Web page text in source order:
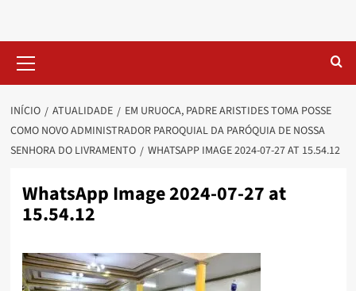
INÍCIO ATUALIDADE
EM URUOCA, PADRE ARISTIDES TOMA POSSE
COMO NOVO ADMINISTRADOR PAROQUIAL DA PARÓQUIA DE NOSSA
SENHORA DO LIVRAMENTO
WHATSAPP IMAGE 2024-07-27 AT 15.54.12
WhatsApp Image 2024-07-27 at
15.54.12